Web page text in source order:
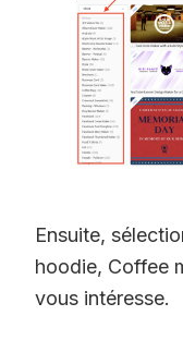
Ensuite,
hoodie, Coffee
vous intéresse.